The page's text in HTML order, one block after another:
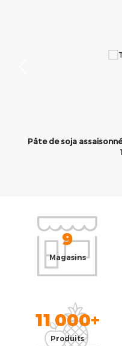
Pâte de soja
9
Magasins
11 000+
Produits